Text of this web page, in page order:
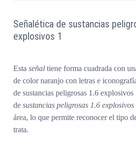
Señalética de sustancias
explosivos 1
Esta señaltiene forma cuadrada con
de color naranjo con letras e
de sustancias peligrosas 1.6 explosivos
de sustancias peligrosas 1.6 explosivos
área, lo que permite reconocer el tipo
trata.